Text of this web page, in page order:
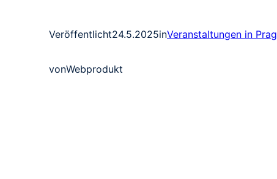
Veröffentlicht24.5.2025inVeranstaltungen in Prag
vonWebprodukt